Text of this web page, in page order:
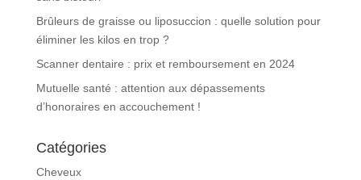
Brûleurs de graisse ou liposuccion : quelle solution pour
éliminer les kilos en trop ?
Scanner dentaire : prix et remboursement en 2024
Mutuelle santé : attention aux dépassements
d’honoraires en accouchement !
Catégories
Cheveux